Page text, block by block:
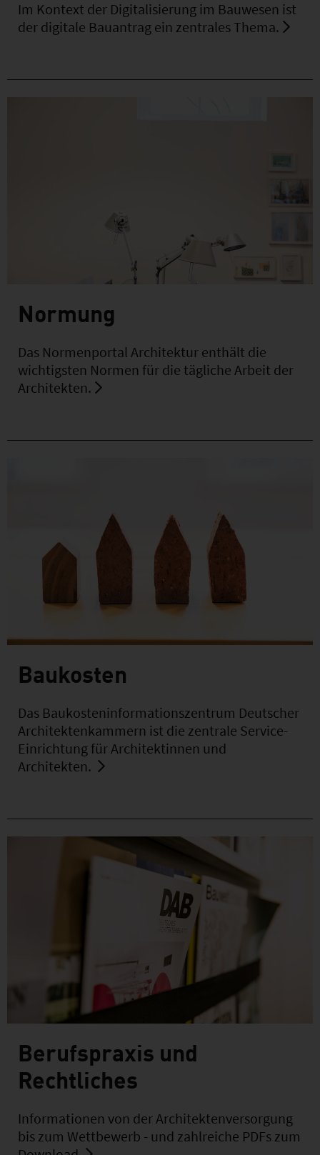
Im Kontext der Digitalisierung im Bauwesen ist
der digitale Bauantrag ein zentrales Thema.
Normung
Das Normenportal Architektur enthält die
wichtigsten Normen für die tägliche Arbeit der
Architekten.
Baukosten
Das Baukosteninformationszentrum Deutscher
Architektenkammern ist die zentrale Service-
Einrichtung für Architektinnen und
Architekten.
Berufspraxis und
Rechtliches
Informationen von der Architektenversorgung
bis zum Wettbewerb - und zahlreiche PDFs zum